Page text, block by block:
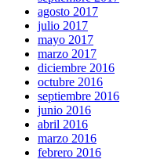
agosto 2017
julio 2017
mayo 2017
marzo 2017
diciembre 2016
octubre 2016
septiembre 2016
junio 2016
abril 2016
marzo 2016
febrero 2016